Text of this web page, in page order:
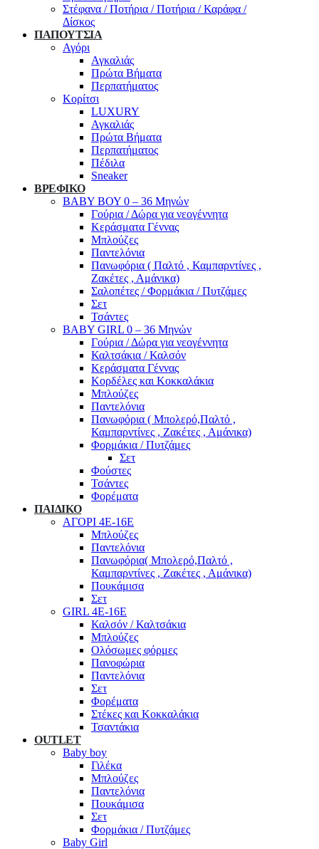
Στέφανα / Ποτήρια / Ποτήρια / Καράφα /
Δίσκος
ΠΑΠΟΥΤΣΙΑ
Αγόρι
Αγκαλιάς
Πρώτα Βήματα
Περπατήματος
Κορίτσι
LUXURY
Αγκαλιάς
Πρώτα Βήματα
Περπατήματος
Πέδιλα
Sneaker
ΒΡΕΦΙΚΟ
ΒΑΒΥ ΒΟΥ 0 – 36 Μηνών
Γούρια / Δώρα για νεογέννητα
Κεράσματα Γέννας
Μπλούζες
Παντελόνια
Πανωφόρια ( Παλτό , Καμπαρντίνες ,
Ζακέτες , Αμάνικα)
Σαλοπέτες / Φορμάκια / Πυτζάμες
Σετ
Τσάντες
BABY GIRL 0 – 36 Μηνών
Γούρια / Δώρα για νεογέννητα
Καλτσάκια / Καλσόν
Κεράσματα Γέννας
Κορδέλες και Κοκκαλάκια
Μπλούζες
Παντελόνια
Πανωφόρια ( Μπολερό,Παλτό ,
Καμπαρντίνες , Ζακέτες , Αμάνικα)
Φορμάκια / Πυτζάμες
Σετ
Φούστες
Τσάντες
Φορέματα
ΠΑΙΔΙΚΟ
ΑΓΟΡΙ 4Ε-16Ε
Μπλούζες
Παντελόνια
Πανωφόρια( Μπολερό,Παλτό ,
Καμπαρντίνες , Ζακέτες , Αμάνικα)
Πουκάμισα
Σετ
GIRL 4Ε-16Ε
Καλσόν / Καλτσάκια
Μπλούζες
Ολόσωμες φόρμες
Πανοφώρια
Παντελόνια
Σετ
Φορέματα
Στέκες και Κοκκαλάκια
Τσαντάκια
OUTLET
Baby boy
Γιλέκα
Μπλούζες
Παντελόνια
Πουκάμισα
Σετ
Φορμάκια / Πυτζάμες
Baby Girl